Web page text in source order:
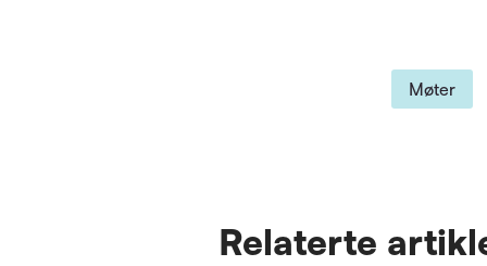
Møter
Relaterte